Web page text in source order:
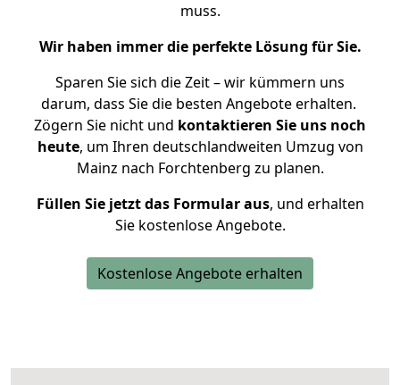
muss.
Wir haben immer die perfekte Lösung für Sie.
Sparen Sie sich die Zeit – wir kümmern uns
darum, dass Sie die besten Angebote erhalten.
Zögern Sie nicht und kontaktieren Sie uns noch
heute, um Ihren deutschlandweiten Umzug von
Mainz nach Forchtenberg zu planen.
Füllen Sie jetzt das Formular aus, und erhalten
Sie kostenlose Angebote.
Kostenlose Angebote erhalten